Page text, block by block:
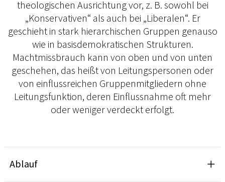
theologischen Ausrichtung vor, z. B. sowohl bei
„Konservativen“ als auch bei „Liberalen“. Er
geschieht in stark hierarchischen Gruppen genauso
wie in basisdemokratischen Strukturen.
Machtmissbrauch kann von oben und von unten
geschehen, das heißt von Leitungspersonen oder
von einflussreichen Gruppenmitgliedern ohne
Leitungsfunktion, deren Einflussnahme oft mehr
oder weniger verdeckt erfolgt.
Ablauf